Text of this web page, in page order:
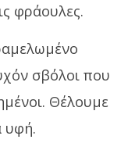
φράουλες.
σβόλοι που
Θέλουμε
υφή.